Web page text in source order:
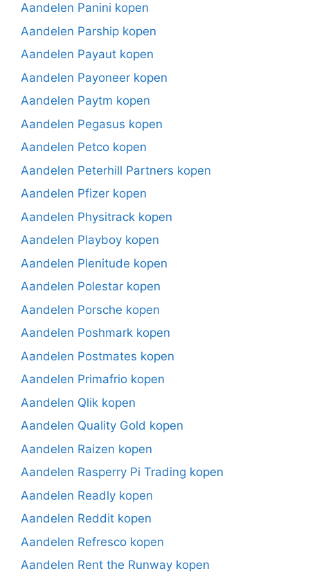
Aandelen Panini kopen
Aandelen Parship kopen
Aandelen Payaut kopen
Aandelen Payoneer kopen
Aandelen Paytm kopen
Aandelen Pegasus kopen
Aandelen Petco kopen
Aandelen Peterhill Partners kopen
Aandelen Pfizer kopen
Aandelen Physitrack kopen
Aandelen Playboy kopen
Aandelen Plenitude kopen
Aandelen Polestar kopen
Aandelen Porsche kopen
Aandelen Poshmark kopen
Aandelen Postmates kopen
Aandelen Primafrio kopen
Aandelen Qlik kopen
Aandelen Quality Gold kopen
Aandelen Raizen kopen
Aandelen Rasperry Pi Trading kopen
Aandelen Readly kopen
Aandelen Reddit kopen
Aandelen Refresco kopen
Aandelen Rent the Runway kopen